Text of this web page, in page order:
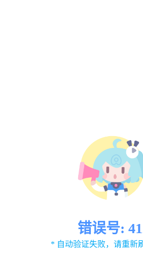
错误号:
* 自动验证失败，请重新